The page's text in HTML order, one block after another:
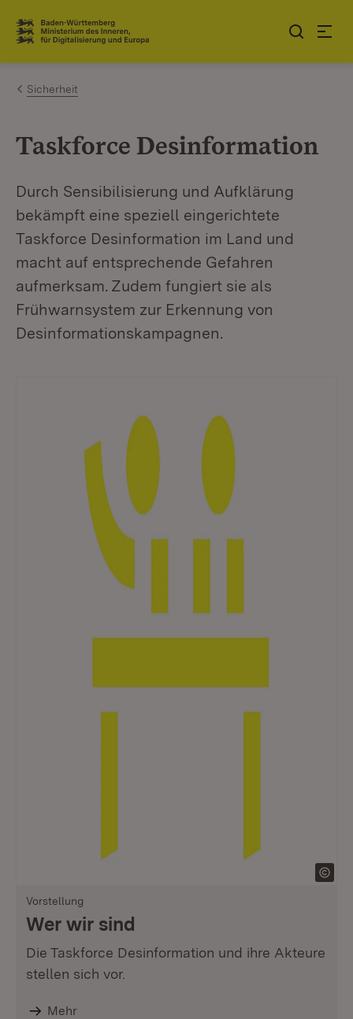
Zum Inhalt springen
Link zur Startseite
Sicherheit
Taskforce Desinformation
Durch Sensibilisierung und Aufklärung
bekämpft eine speziell eingerichtete
Taskforce Desinformation im Land und
macht auf entsprechende Gefahren
aufmerksam. Zudem fungiert sie als
Frühwarnsystem zur Erkennung von
Desinformationskampagnen.
Vorstellung
Wer wir sind
Die Taskforce Desinformation und ihre Akteure
stellen sich vor.
Mehr